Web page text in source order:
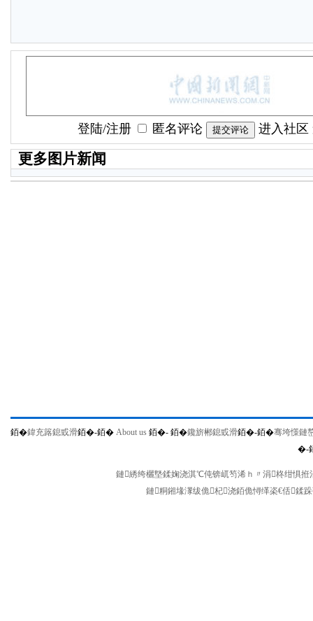
登陆/注册 匿名评论 进入社区
更多图片新闻
銆�鍏充簬鎴戜滑銆�-銆� About us 銆�- 銆�鑱旂郴鎴戜滑銆�-銆�骞垮憡鏈
�-
鏈綉绔欐墍鍒婅浇淇℃伅锛屼笉浠ｈ〃涓柊绀惧
鏈粡鎺堟潈绂佹杞浇銆佹憳缂栥€佸鍒